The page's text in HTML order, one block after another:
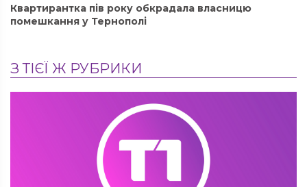
Квартирантка пів року обкрадала власницю
помешкання у Тернополі
З ТІЄЇ Ж РУБРИКИ